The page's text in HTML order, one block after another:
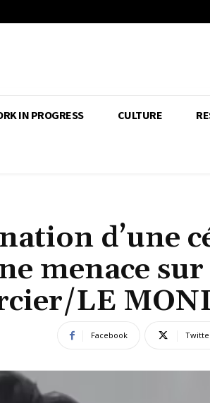
IN PROGRESS CULTURE
d’une
menace
LE
Facebook